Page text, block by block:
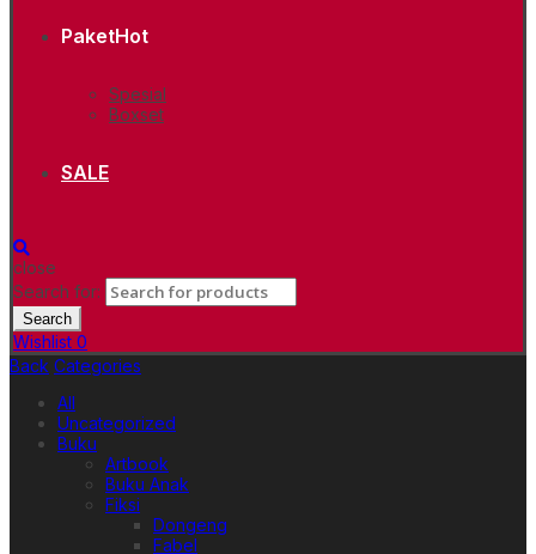
PaketHot
Spesial
Boxset
SALE
close
Search for:
Search
Wishlist 0
Back Categories
All
Uncategorized
Buku
Artbook
Buku Anak
Fiksi
Dongeng
Fabel